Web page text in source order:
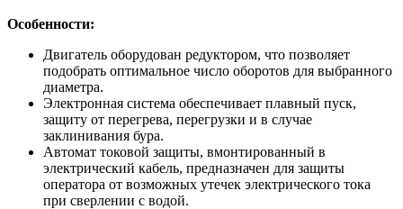
Особенности:
Двигатель оборудован редуктором, что позволяет
подобрать оптимальное число оборотов для выбранного
диаметра.
Электронная система обеспечивает плавный пуск,
защиту от перегрева, перегрузки и в случае
заклинивания бура.
Автомат токовой защиты, вмонтированный в
электрический кабель, предназначен для защиты
оператора от возможных утечек электрического тока
при сверлении с водой.